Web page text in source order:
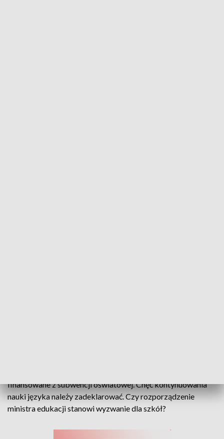
finansowane z subwencji oświatowej. Chęć kontynuowania
nauki języka należy zadeklarować. Czy rozporządzenie
ministra edukacji stanowi wyzwanie dla szkół?